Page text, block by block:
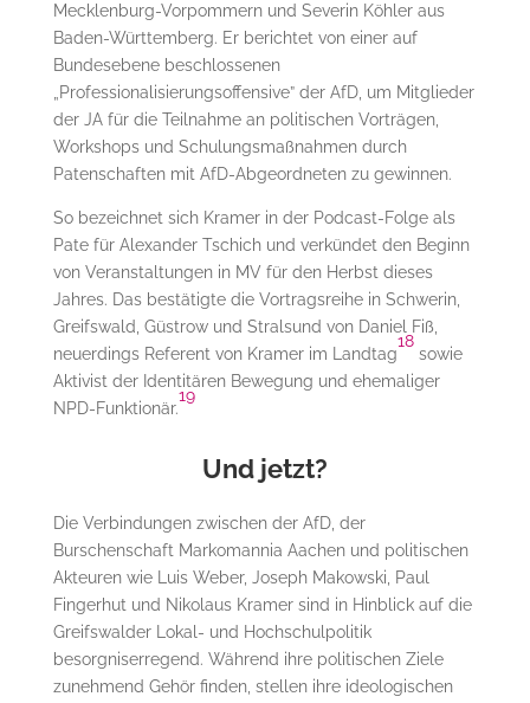
Mecklenburg-Vorpommern und Severin Köhler aus
Baden-Württemberg. Er berichtet von einer auf
Bundesebene beschlossenen
„Professionalisierungsoffensive” der AfD, um Mitglieder
der JA für die Teilnahme an politischen Vorträgen,
Workshops und Schulungsmaßnahmen durch
Patenschaften mit AfD-Abgeordneten zu gewinnen.
So bezeichnet sich Kramer in der Podcast-Folge als
Pate für Alexander Tschich und verkündet den Beginn
von Veranstaltungen in MV für den Herbst dieses
Jahres. Das bestätigte die Vortragsreihe in Schwerin,
Greifswald, Güstrow und Stralsund von Daniel Fiß,
neuerdings Referent von Kramer im Landtag
18
sowie
Aktivist der Identitären Bewegung und ehemaliger
NPD-Funktionär.
19
Und jetzt?
Die Verbindungen zwischen der AfD, der
Burschenschaft Markomannia Aachen und politischen
Akteuren wie Luis Weber, Joseph Makowski, Paul
Fingerhut und Nikolaus Kramer sind in Hinblick auf die
Greifswalder Lokal- und Hochschulpolitik
besorgniserregend. Während ihre politischen Ziele
zunehmend Gehör finden, stellen ihre ideologischen